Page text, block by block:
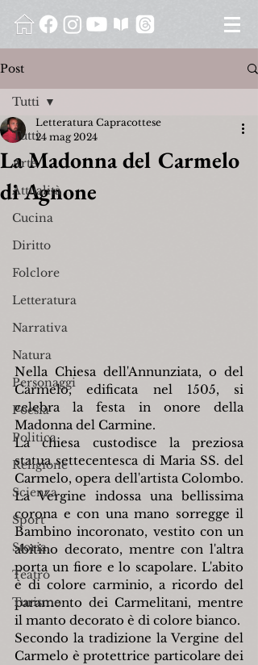
Post
Tutti
Arte
Attualità
Cucina
Diritto
Folclore
Letteratura
Narrativa
Natura
Personaggi
Poesia
Politica
Religione
Scienza
Sport
Storia
Teatro
Turismo
Tutti
La Madonna del Carmelo
di Agnone
Letteratura Capracottese
24 mag 2024
Nella Chiesa dell'Annunziata, o del
Carmelo, edificata nel 1505, si
celebra la festa in onore della
Madonna del Carmine.
La chiesa custodisce la preziosa
statua settecentesca di Maria SS. del
Carmelo, opera dell'artista Colombo.
La Vergine indossa una bellissima
corona e con una mano sorregge il
Bambino incoronato, vestito con un
abitino decorato, mentre con l'altra
porta un fiore e lo scapolare. L'abito
è di colore carminio, a ricordo del
paramento dei Carmelitani, mentre
il manto decorato è di colore bianco.
Secondo la tradizione la Vergine del
Carmelo è protettrice particolare dei